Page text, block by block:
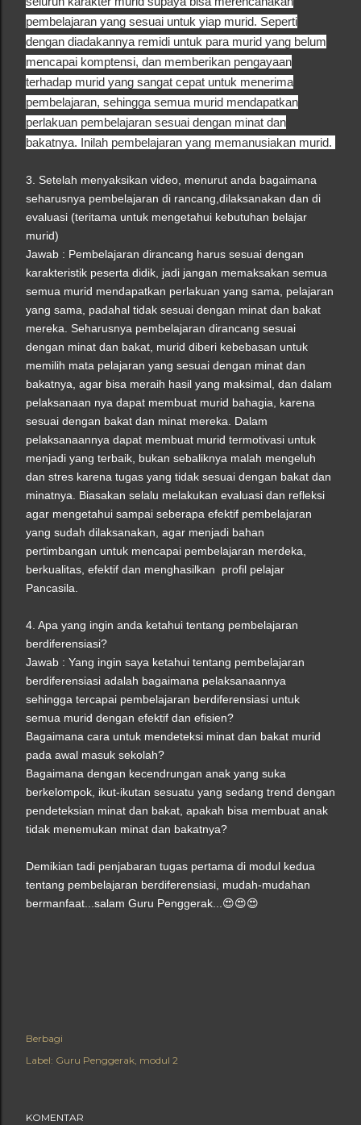
pembelajaran yang sesuai untuk yiap murid. Seperti
dengan diadakannya remidi untuk para murid yang belum
mencapai komptensi, dan memberikan pengayaan
terhadap murid yang sangat cepat untuk menerima
pembelajaran, sehingga semua murid mendapatkan
perlakuan pembelajaran sesuai dengan minat dan
bakatnya. Inilah pembelajaran yang memanusiakan murid.
3. Setelah menyaksikan video, menurut anda bagaimana
seharusnya pembelajaran di rancang,dilaksanakan dan di
evaluasi (teritama untuk mengetahui kebutuhan belajar
murid)
Jawab : Pembelajaran dirancang harus sesuai dengan
karakteristik peserta didik, jadi jangan memaksakan semua
semua murid mendapatkan perlakuan yang sama, pelajaran
yang sama, padahal tidak sesuai dengan minat dan bakat
mereka. Seharusnya pembelajaran dirancang sesuai
dengan minat dan bakat, murid diberi kebebasan untuk
memilih mata pelajaran yang sesuai dengan minat dan
bakatnya, agar bisa meraih hasil yang maksimal, dan dalam
pelaksanaan nya dapat membuat murid bahagia, karena
sesuai dengan bakat dan minat mereka. Dalam
pelaksanaannya dapat membuat murid termotivasi untuk
menjadi yang terbaik, bukan sebaliknya malah mengeluh
dan stres karena tugas yang tidak sesuai dengan bakat dan
minatnya. Biasakan selalu melakukan evaluasi dan refleksi
agar mengetahui sampai seberapa efektif pembelajaran
yang sudah dilaksanakan, agar menjadi bahan
pertimbangan untuk mencapai pembelajaran merdeka,
berkualitas, efektif dan menghasilkan profil pelajar
Pancasila.
4. Apa yang ingin anda ketahui tentang pembelajaran
berdiferensiasi?
Jawab : Yang ingin saya ketahui tentang pembelajaran
berdiferensiasi adalah bagaimana pelaksanaannya
sehingga tercapai pembelajaran berdiferensiasi untuk
semua murid dengan efektif dan efisien?
Bagaimana cara untuk mendeteksi minat dan bakat murid
pada awal masuk sekolah?
Bagaimana dengan kecendrungan anak yang suka
berkelompok, ikut-ikutan sesuatu yang sedang trend dengan
pendeteksian minat dan bakat, apakah bisa membuat anak
tidak menemukan minat dan bakatnya?
Demikian tadi penjabaran tugas pertama di modul kedua
tentang pembelajaran berdiferensiasi, mudah-mudahan
bermanfaat...salam Guru Penggerak...😍😍😍
Berbagi
Label: Guru Penggerak modul 2
KOMENTAR